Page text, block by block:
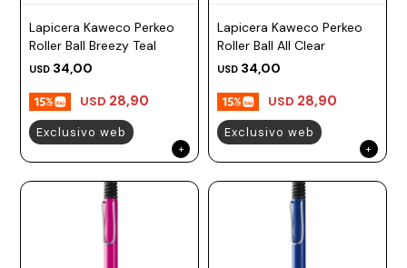
Lapicera Kaweco Perkeo
Roller Ball Breezy Teal
USD 34,00
USD 28,90
Exclusivo web
Lapicera Kaweco Perkeo
Roller Ball All Clear
USD 34,00
USD 28,90
Exclusivo web